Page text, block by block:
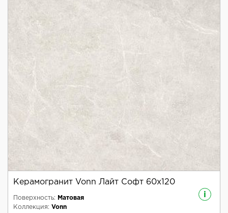
Керамогранит Vonn Лайт Софт 60x120
i
Поверхность:
Матовая
Коллекция: Vonn